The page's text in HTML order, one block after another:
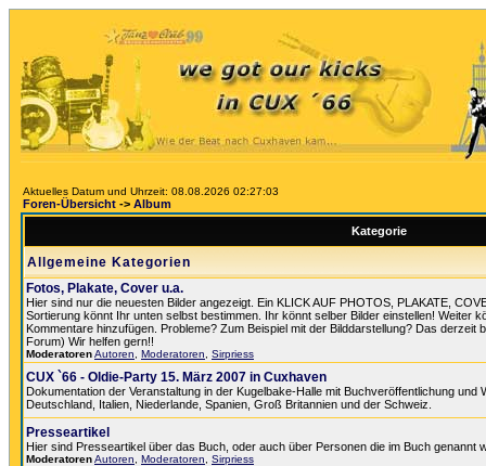
Aktuelles Datum und Uhrzeit: 08.08.2026 02:27:03
Foren-Übersicht -> Album
Kategorie
Allgemeine Kategorien
Fotos, Plakate, Cover u.a.
Hier sind nur die neuesten Bilder angezeigt. Ein KLICK AUF PHOTOS, PLAKATE,
Sortierung könnt Ihr unten selbst bestimmen. Ihr könnt selber Bilder einstellen! Weiter
Kommentare hinzufügen. Probleme? Zum Beispiel mit der Bilddarstellung? Das derzeit
Forum) Wir helfen gern!!
ModeratorenAutoren Moderatoren Sirpriess
CUX `66 - Oldie-Party 15. März 2007 in Cuxhaven
Dokumentation der Veranstaltung in der Kugelbake-Halle mit Buchveröffentlichung
Deutschland, Italien, Niederlande, Spanien, Groß Britannien und der Schweiz.
Presseartikel
Hier sind Presseartikel über das Buch, oder auch über Personen die im Buch genannt
ModeratorenAutoren Moderatoren Sirpriess